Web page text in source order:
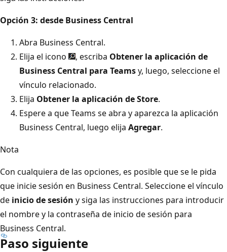
Opción 3: desde Business Central
Abra Business Central.
Elija el icono
, escriba Obtener la aplicación de
Business Central para Teamsy, luego, seleccione el
vínculo relacionado.
Elija Obtener la aplicación de Store.
Espere a que Teams se abra y aparezca la aplicación
Business Central, luego elija Agregar.
Nota
Con cualquiera de las opciones, es posible que se le pida
que inicie sesión en Business Central. Seleccione el vínculo
de inicio de sesión y siga las instrucciones para introducir
el nombre y la contraseña de inicio de sesión para
Business Central.
Paso siguiente